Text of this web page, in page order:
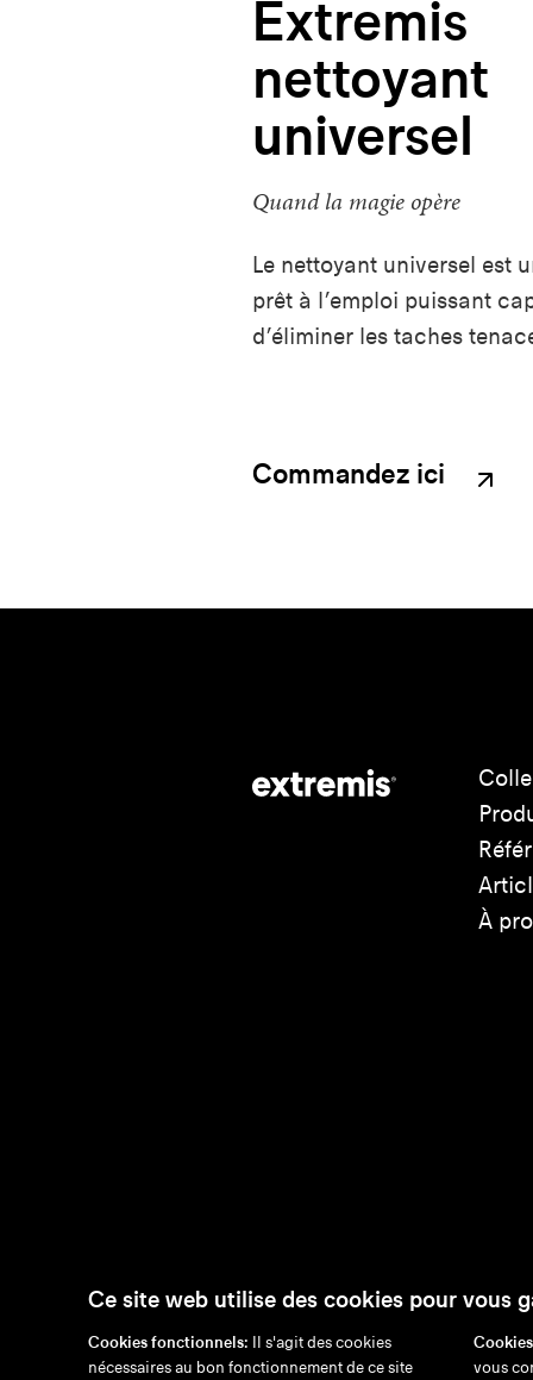
Extremis
nettoyant
universel
Quand la magie opère
Le nettoyant universel est
prêt à l’emploi puissant
d’éliminer les taches
Commandez ici
À
Ce site web utilise des cookies pour vous
Cookies fonctionnels: Il s'agit des cookies
nécessaires au bon fonctionnement de ce site
vous